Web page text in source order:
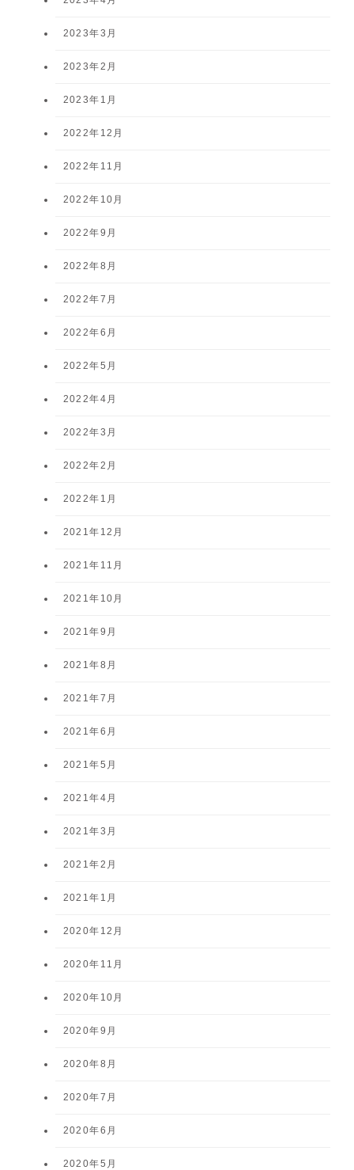
2023年3月
2023年2月
2023年1月
2022年12月
2022年11月
2022年10月
2022年9月
2022年8月
2022年7月
2022年6月
2022年5月
2022年4月
2022年3月
2022年2月
2022年1月
2021年12月
2021年11月
2021年10月
2021年9月
2021年8月
2021年7月
2021年6月
2021年5月
2021年4月
2021年3月
2021年2月
2021年1月
2020年12月
2020年11月
2020年10月
2020年9月
2020年8月
2020年7月
2020年6月
2020年5月